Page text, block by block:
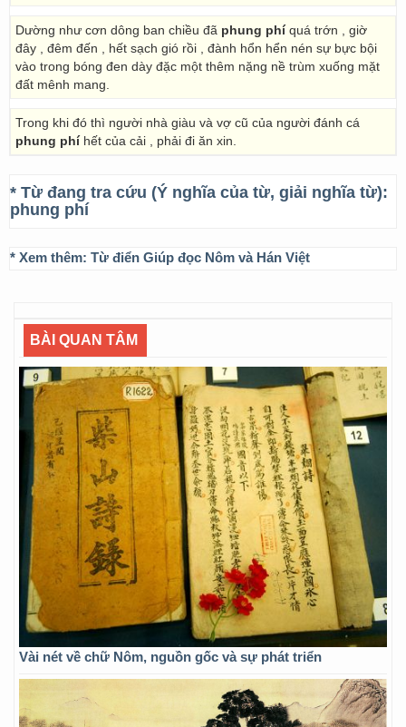
Dường như cơn dông ban chiều đã phung phíquá trớn , giờ
đây , đêm đến , hết sạch gió rồi , đành hổn hển nén sự bực bội
vào trong bóng đen dày đặc một thêm nặng nề trùm xuống mặt
đất mênh mang.
Trong khi đó thì người nhà giàu và vợ cũ của người đánh cá
phung phíhết của cải , phải đi ăn xin.
* Từ đang tra cứu (Ý nghĩa của từ, giải nghĩa từ):
phung phí
* Xem thêm: Từ điển Giúp đọc Nôm và Hán Việt
BÀI QUAN TÂM
Vài nét về chữ Nôm, nguồn gốc và sự phát triển